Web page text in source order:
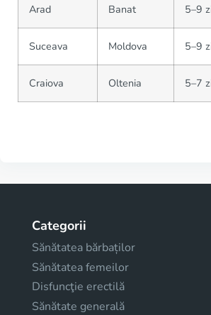
Arad Banat 5–9
Suceava Moldova 5–9
Craiova Oltenia 5–7
Categorii
Sănătatea bărbaților
Sănătatea femeilor
Disfuncţie erectilă
Sănătate generală